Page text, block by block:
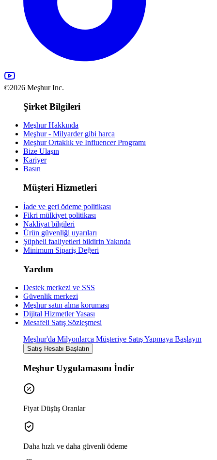
©2026 Meşhur Inc.
Şirket Bilgileri
Meşhur Hakkında
Meşhur - Milyarder gibi harca
Meşhur Ortaklık ve Influencer Programı
Bize Ulaşın
Kariyer
Basın
Müşteri Hizmetleri
İade ve geri ödeme politikası
Fikri mülkiyet politikası
Nakliyat bilgileri
Ürün güvenliği uyarıları
Şüpheli faaliyetleri bildirin Yakında
Minimum Sipariş Değeri
Yardım
Destek merkezi ve SSS
Güvenlik merkezi
Meşhur satın alma koruması
Dijital Hizmetler Yasası
Mesafeli Satış Sözleşmesi
Meşhur'da Milyonlarca Müşteriye Satış Yapmaya Başlayın
Satış Hesabı Başlatın
Meşhur Uygulamasını İndir
Fiyat Düşüş Oranlar
Daha hızlı ve daha güvenli ödeme